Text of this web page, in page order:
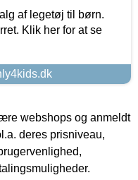
af legetøj til børn.
Klik her for at se
webshops og anmeldt
deres prisniveau,